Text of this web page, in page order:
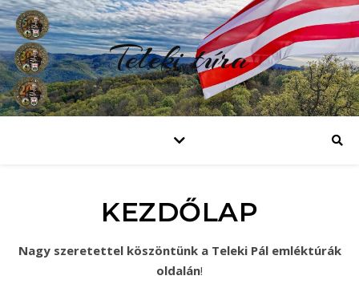
Teleki túra
KEZDŐLAP
Nagy szeretettel köszöntünk a Teleki Pál emléktúrák
oldalán!